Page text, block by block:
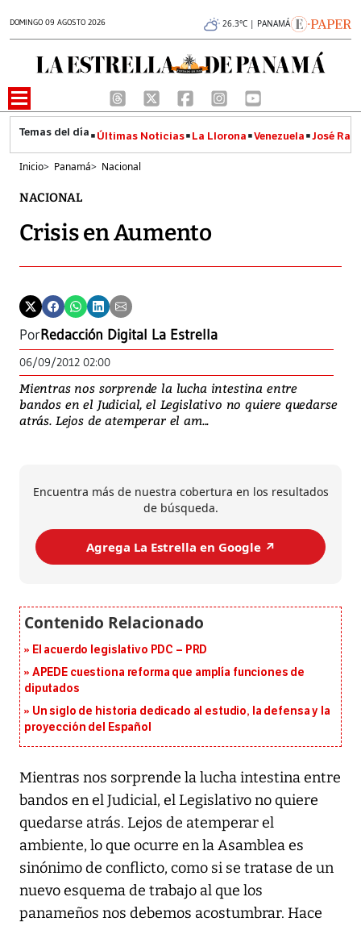
DOMINGO 09 AGOSTO 2026 26.3°C | PANAMÁ
Últimas Noticias La Llorona Venezuela José
Inicio> Panamá> Nacional
NACIONAL
Crisis en Aumento
PorRedacción Digital La Estrella
06/09/2012 02:00
Mientras nos sorprende la lucha intestina entre
bandos en el Judicial, el Legislativo no quiere quedarse
atrás. Lejos de atemperar el am...
Encuentra más de nuestra cobertura en los resultados
de búsqueda.
Agrega La Estrella en Google ↗️
El acuerdo legislativo PDC – PRD
APEDE cuestiona reforma que amplía funciones de
diputados
Un siglo de historia dedicado al estudio, la defensa y la
proyección del Español
Mientras nos sorprende la lucha intestina entre
bandos en el Judicial, el Legislativo no quiere
quedarse atrás. Lejos de atemperar el
ambiente, lo que ocurre en la Asamblea es
sinónimo de conflicto, como si se tratase de un
nuevo esquema de trabajo al que los
panameños nos debemos acostumbrar. Hace